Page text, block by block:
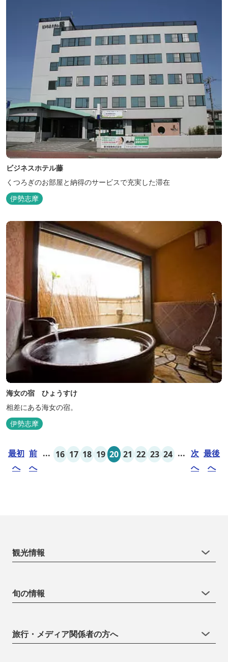
ビジネスホテル藤
くつろぎのお部屋と納得のサービスで充実した滞在
伊勢志摩
海女の宿 ひょうすけ
相差にある海女の宿。
伊勢志摩
最初
へ
前
へ
... 16 17 18 19 20 21 22 23 24 ... 次
へ
最後
へ
観光情報
旬の情報
旅行・メディア関係者の方へ